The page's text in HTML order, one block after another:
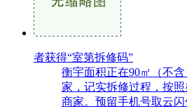
者获得“室第拆修码”
衡宇面积正在90㎡（不
家，记实拆修过程，按
商家。预留手机号取云